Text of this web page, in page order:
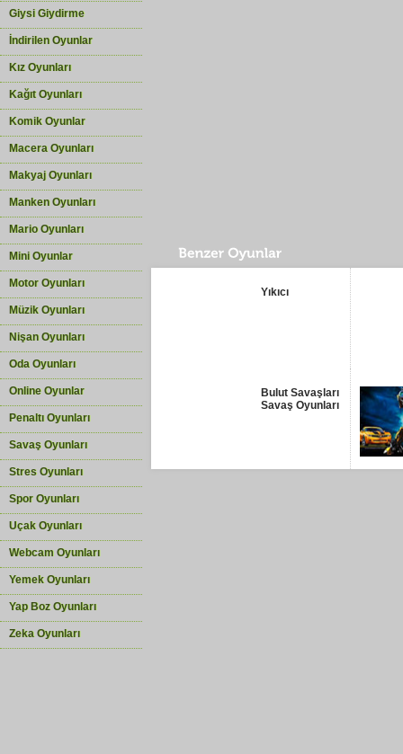
Giysi Giydirme
İndirilen Oyunlar
Kız Oyunları
Kağıt Oyunları
Komik Oyunlar
Macera Oyunları
Makyaj Oyunları
Manken Oyunları
Mario Oyunları
Mini Oyunlar
Motor Oyunları
Müzik Oyunları
Nişan Oyunları
Oda Oyunları
Online Oyunlar
Penaltı Oyunları
Savaş Oyunları
Stres Oyunları
Spor Oyunları
Uçak Oyunları
Webcam Oyunları
Yemek Oyunları
Yap Boz Oyunları
Zeka Oyunları
Yıkıcı
Bulut Savaşları
Savaş Oyunları